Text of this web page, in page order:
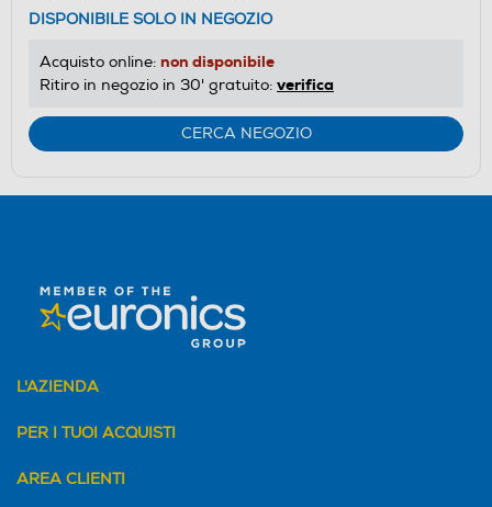
DISPONIBILE SOLO IN NEGOZIO
Acquisto online: non disponibile
Ritiro in negozio in 30' gratuito: verifica
CERCA NEGOZIO
L'AZIENDA
PER I TUOI ACQUISTI
AREA CLIENTI